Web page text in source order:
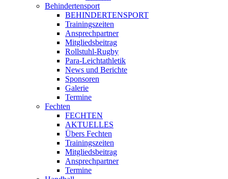
Behindertensport
BEHINDERTENSPORT
Trainingszeiten
Ansprechpartner
Mitgliedsbeitrag
Rollstuhl-Rugby
Para-Leichtathletik
News und Berichte
Sponsoren
Galerie
Termine
Fechten
FECHTEN
AKTUELLES
Übers Fechten
Trainingszeiten
Mitgliedsbeitrag
Ansprechpartner
Termine